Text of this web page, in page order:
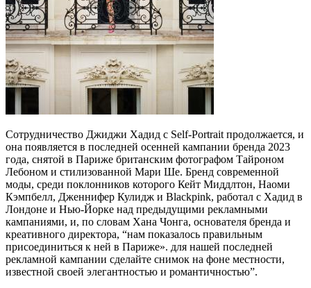
Сотрудничество Джиджи Хадид с Self-Portrait продолжается, и
она появляется в последней осенней кампании бренда 2023
года, снятой в Париже британским фотографом Тайроном
Лебоном и стилизованной Мари Ше. Бренд современной
моды, среди поклонников которого Кейт Миддлтон, Наоми
Кэмпбелл, Дженнифер Кулидж и Blackpink, работал с Хадид в
Лондоне и Нью-Йорке над предыдущими рекламными
кампаниями, и, по словам Хана Чонга, основателя бренда и
креативного директора, “нам показалось правильным
присоединиться к ней в Париже». для нашей последней
рекламной кампании сделайте снимок на фоне местности,
известной своей элегантностью и романтичностью”.